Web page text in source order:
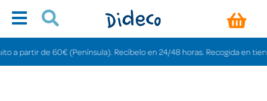
de 60€ (Península). Recíbelo en 24/48 horas. Recogida en tiendas